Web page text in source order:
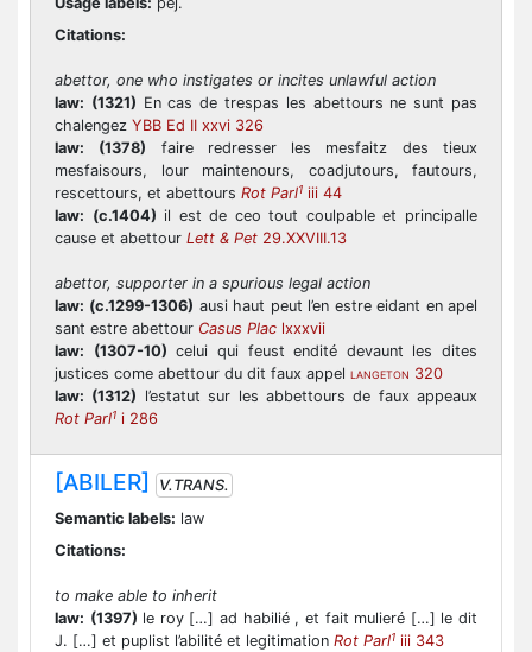
Citations:
abettor, one who instigates or incites unlawful action
law: (1321) En cas de trespas les abettours ne sunt pas
chalengez YBB Ed II xxvi 326
law:
(1378) faire redresser les mesfaitz des tieux
mesfaisours, lour maintenours, coadjutours, fautours,
rescettours, et abettours Rot Parl1 iii 44
law: (c.1404) il est de ceo tout coulpable et principalle
cause et abettour Lett & Pet 29.XXVIII.13
abettor, supporter in a spurious legal action
law: (c.1299-1306) ausi haut peut l’en estre eidant en apel
sant estre abettour Casus Plac lxxxvii
law:
(1307-10) celui qui feust endité devaunt les dites
justices come abettour du dit faux appel LANGETON 320
law: (1312) l’estatut sur les abbettours de faux appeaux
Rot Parl1 i 286
[ABILER]
V.TRANS.
Semantic labels: law
Citations:
to make able to inherit
law: (1397) le roy […] ad habilié , et fait mulieré […] le dit
J. […] et puplist l’abilité et legitimation Rot Parl1 iii 343